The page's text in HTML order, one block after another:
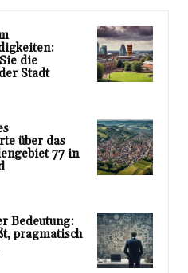
die
Stadt
über das
77 in
Bedeutung:
pragmatisch